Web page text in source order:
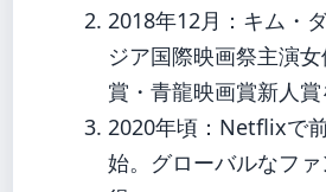
2018年12月 ：キム・
ジア国際映画祭主演
賞・青龍映画賞新人賞
2020年頃 ：Netflixで
始。グローバルなフ